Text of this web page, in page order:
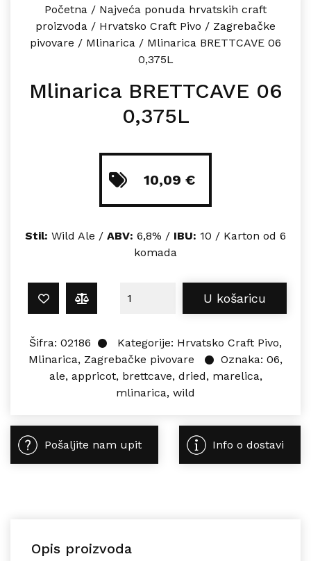
Početna / Najveća ponuda hrvatskih craft
proizvoda / Hrvatsko Craft Pivo / Zagrebačke
pivovare / Mlinarica / Mlinarica BRETTCAVE 06
0,375L
Mlinarica BRETTCAVE 06
0,375L
10,09 €
Stil: Wild Ale / ABV: 6,8% / IBU: 10 / Karton od 6
komada
Mlinarica BRETTCAVE 06 0,375L
U košaricu
Šifra: 02186 Kategorije: Hrvatsko Craft Pivo,
Mlinarica, Zagrebačke pivovare Oznaka: 06,
ale, appricot, brettcave, dried, marelica,
mlinarica, wild
Pošaljite nam upit Info o dostavi
Opis proizvoda